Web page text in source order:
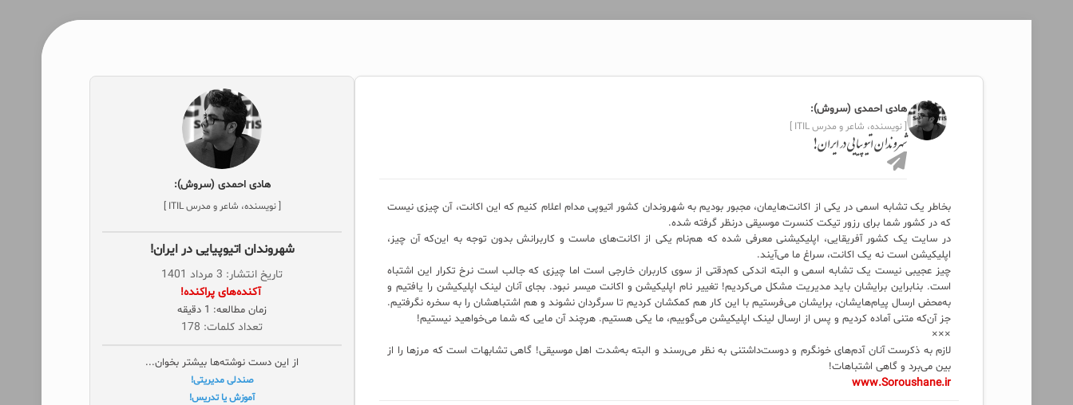
هادی احمدی (سروش):
[ نویسنده، شاعر و مدرس ITIL ]
شهروندان اتیوپیایی در ایران!
بخاطر یک تشابه اسمی در یکی از اکانت‌هایمان، مجبور بودیم به شهروندان کشور اتیوپی مدام اعلام کنیم که این اکانت، آن چیزی نیست
که در کشور شما برای رزور تیکت کنسرت موسیقی درنظر گرفته شده.
در سایت یک کشور آفریقایی، اپلیکیشنی معرفی شده که هم‌نام یکی از اکانت‌های ماست و کاربرانش بدون توجه به این‌که آن چیز،
اپلیکیشن است نه یک اکانت، سراغ ما می‌آیند.
چیز عجیبی نیست یک تشابه اسمی و البته اندکی کم‌دقتی از سوی کاربران خارجی است اما چیزی که جالب است نرخ تکرار این اشتباه
است. بنابراین برایشان باید مدیریت مشکل می‌کردیم! تغییر نام اپلیکیشن و اکانت میسر نبود. بجای آنان لینک اپلیکیشن را یافتیم و
به‌محض ارسال پیام‌هایشان، برایشان می‌فرستیم با این‌ کار هم کمکشان کردیم تا سرگردان نشوند و هم اشتباهشان را به سخره نگرفتیم.
جز آن‌که متنی آماده کردیم و پس از ارسال لینک اپلیکیشن می‌گوییم، ما یکی هستیم. هرچند آن مایی که شما می‌خواهید نیستیم!
×××
لازم به ذکرست آنان آدم‌های خونگرم و دوست‌داشتنی‌ به نظر می‌رسند و البته به‌شدت اهل موسیقی! گاهی تشابهات است که مرزها را از
بین می‌برد و گاهی اشتباهات!
www.Soroushane.ir
هادی احمدی (سروش):
[ نویسنده، شاعر و مدرس ITIL ]
شهروندان اتیوپیایی در ایران!
تاریخ انتشار: 3 مرداد 1401
‌ آکنده‌های پراکنده!
زمان مطالعه: 1 دقیقه
تعداد کلمات: 178
از این دست نوشته‌ها بیشتر بخوان...
صندلی مدیریتی!
آموزش یا تدریس!